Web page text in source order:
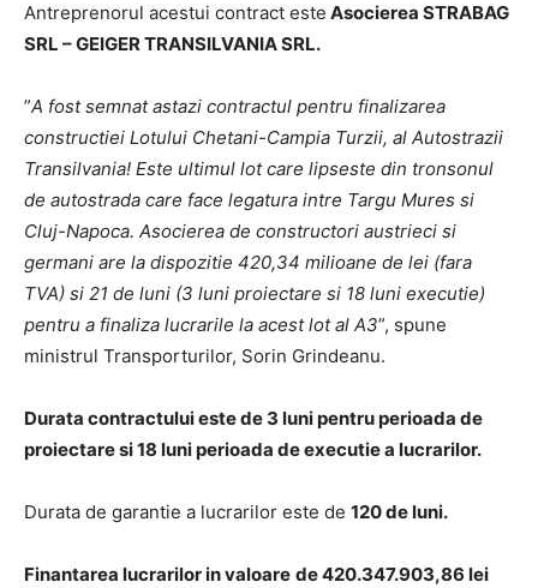
Antreprenorul acestui contract este Asocierea STRABAG
SRL – GEIGER TRANSILVANIA SRL.
”A fost semnat astazi contractul pentru finalizarea
constructiei Lotului Chetani-Campia Turzii, al Autostrazii
Transilvania! Este ultimul lot care lipseste din tronsonul
de autostrada care face legatura intre Targu Mures si
Cluj-Napoca. Asocierea de constructori austrieci si
germani are la dispozitie 420,34 milioane de lei (fara
TVA) si 21 de luni (3 luni proiectare si 18 luni executie)
pentru a finaliza lucrarile la acest lot al A3”, spune
ministrul Transporturilor, Sorin Grindeanu.
Durata contractului este de 3 luni pentru perioada de
proiectare si 18 luni perioada de executie a lucrarilor.
Durata de garantie a lucrarilor este de 120 de luni.
Finantarea lucrarilor in valoare de 420.347.903,86 lei